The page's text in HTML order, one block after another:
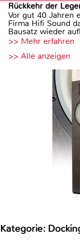
Rückkehr der
Vor gut 40 Jahren
Firma Hifi Sound
Bausatz wieder
>> Mehr erfahren
>> Alle anzeigen
Kategorie: